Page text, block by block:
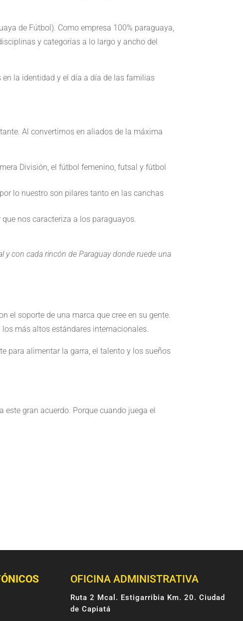
de Fútbol). Como empresa 100% paraguaya,
y categorías a lo largo y ancho del
la identidad y el día a día de las familias
Al convertirnos en aliados de la máxima
División, el fútbol femenino, futsal y fútbol
lo nuestro son pilares tanto en las canchas
nos caracteriza a los paraguayos.
y con cada rincón de Paraguay donde ruede una
el soporte de una marca que cree en su gente.
más altos estándares internacionales.
para alimentar la garra, el talento y los sueños
gran acuerdo. Porque cuando juega el
OFICINA ADMINISTRATIVA
Ruta 2 Mcal. Estigarribia Km. 20. Ciudad
de Capiatá